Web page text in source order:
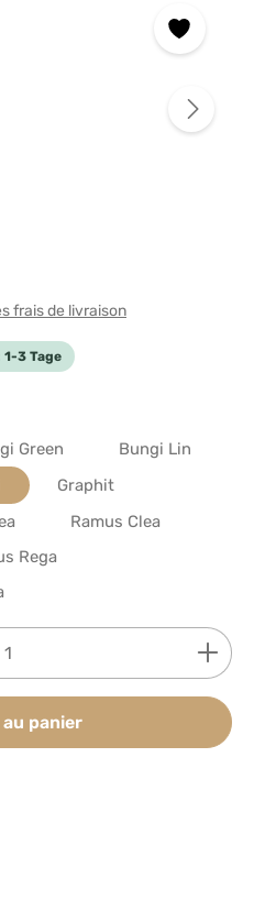
frais de livraison
1-3 Tage
Green
Bungi Lin
Graphit
pour le moment.)
Ramus Clea
Rega
la quantité
panier